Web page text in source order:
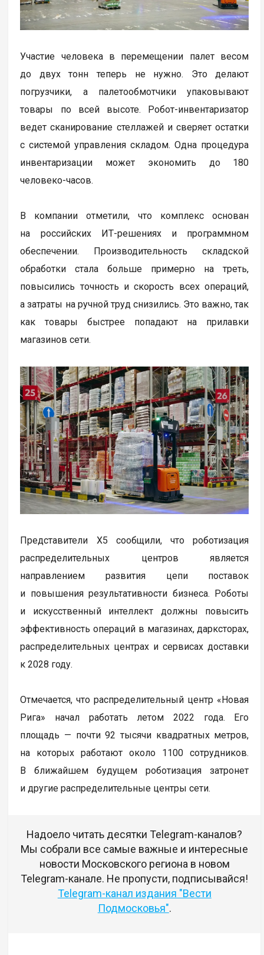
Участие человека в перемещении палет весом
до двух тонн теперь не нужно. Это делают
погрузчики, а палетообмотчики упаковывают
товары по всей высоте. Робот-инвентаризатор
ведет сканирование стеллажей и сверяет остатки
с системой управления складом. Одна процедура
инвентаризации может экономить до 180
человеко-часов.
В компании отметили, что комплекс основан
на российских ИТ-решениях и программном
обеспечении. Производительность складской
обработки стала больше примерно на треть,
повысились точность и скорость всех операций,
а затраты на ручной труд снизились. Это важно, так
как товары быстрее попадают на прилавки
магазинов сети.
Представители X5 сообщили, что роботизация
распределительных центров является
направлением развития цепи поставок
и повышения результативности бизнеса. Роботы
и искусственный интеллект должны повысить
эффективность операций в магазинах, дарксторах,
распределительных центрах и сервисах доставки
к 2028 году.
Отмечается, что распределительный центр «Новая
Рига» начал работать летом 2022 года. Его
площадь — почти 92 тысячи квадратных метров,
на которых работают около 1100 сотрудников.
В ближайшем будущем роботизация затронет
и другие распределительные центры сети.
Надоело читать десятки Telegram-каналов?
Мы собрали все самые важные и интересные
новости Московского региона в новом
Telegram-канале. Не пропусти, подписывайся!
Telegram-канал издания "Вести
Подмосковья".